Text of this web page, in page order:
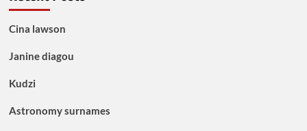
Cina lawson
Janine diagou
Kudzi
Astronomy surnames